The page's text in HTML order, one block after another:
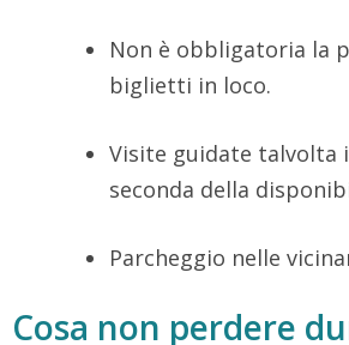
Non è obbligatoria la
biglietti in loco.
Visite guidate talvolta
seconda della
Parcheggio nelle
Cosa non perdere